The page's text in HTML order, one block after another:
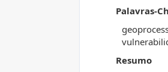
Palavras-
Resumo